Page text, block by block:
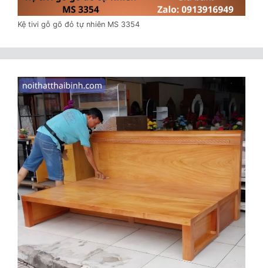
Kệ tivi gỗ gõ đỏ tự nhiên MS 3354